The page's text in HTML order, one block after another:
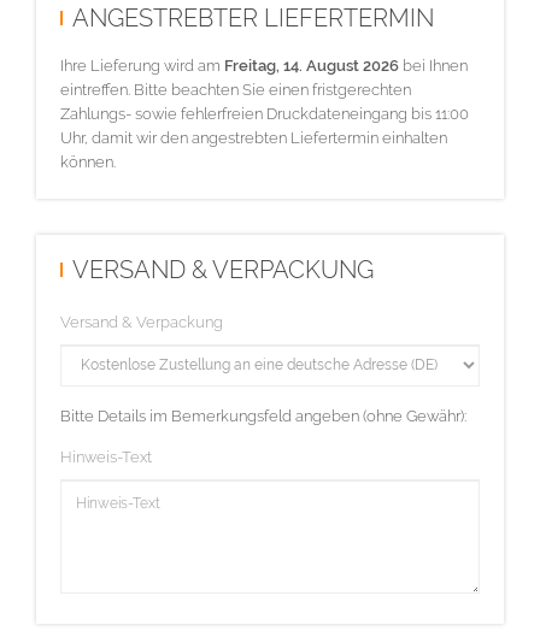
ANGESTREBTER LIEFERTERMIN
Ihre Lieferung wird am Freitag, 14. August 2026 bei Ihnen
eintreffen. Bitte beachten Sie einen fristgerechten
Zahlungs- sowie fehlerfreien Druckdateneingang bis 11:00
Uhr, damit wir den angestrebten Liefertermin einhalten
können.
VERSAND & VERPACKUNG
Versand & Verpackung
Bitte Details im Bemerkungsfeld angeben (ohne Gewähr):
Hinweis-Text